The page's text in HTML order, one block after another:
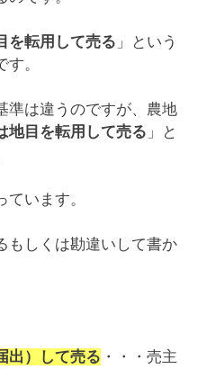
を転用して売る 」という
。
準は違うのですが、農地
地目を転用して売る 」と
います。
もしくは勘違いして書か
出）して売る ・・・売主